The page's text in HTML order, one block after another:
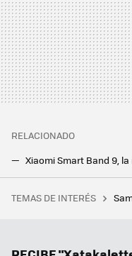
RELACIONADO
TEMAS DE INTERÉS